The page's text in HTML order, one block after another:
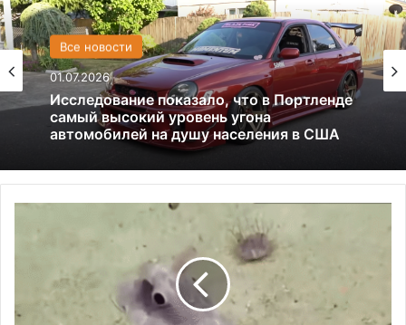
Все новости
01.07.2026
Исследование показало, что в Портленде
самый высокий уровень угона
автомобилей на душу населения в США
США
13.06.2025
Америка имеет огромный избыток сыра
глубокое
обнаружение
осьминога